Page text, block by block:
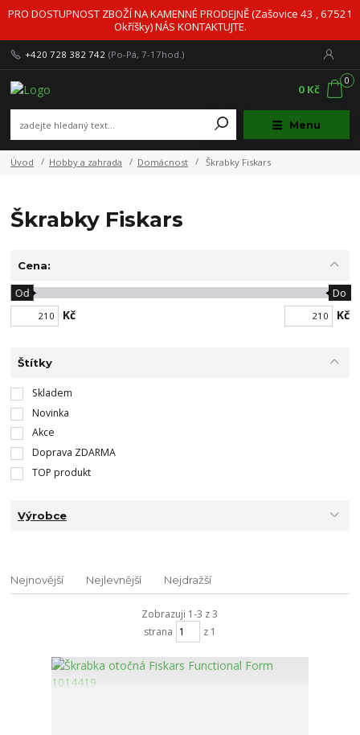
PRO DOSTUPNOST ZBOŽÍ NA KAMENNÉ PRODEJNĚ (Zašovice 43 , 67521
Okříšky) NÁS KONTAKTUJTE.
Menu
+420 728 382 742 (Po-Pá, 7-17hod.)
0
0 Kč
Úvod Hobby a zahrada Domácnost Škrabky Fiskars
Škrabky Fiskars
Cena:
Kč
Od Do
Kč
Štítky
Skladem
Novinka
Akce
Doprava ZDARMA
TOP produkt
Výrobce
Nejnovější Nejlevnější Nejdražší
Zobrazuji 1-3 z 3
strana
z 1